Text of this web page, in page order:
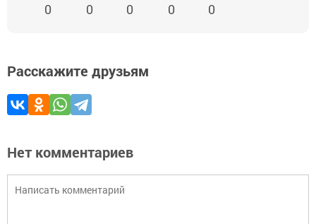
0 0 0 0 0
Расскажите друзьям
Нет комментариев